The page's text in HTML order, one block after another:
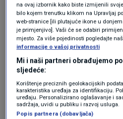
Prema policijskom
policajci su započeli
nakon što su primili
- odvjetničkog društva
mreže za borbu protiv
istražitelje dovelo do
kojem je pronađena velika
na ovaj izbornik kako biste izmijenili
bilo kojem trenutku klikom na Upravljaj
web-stranice [ili plutajuće ikone u
je primjenjivo]. Vaši će se odabiri
mjesto. Za više pojedinosti pogledajte
informacije o vašoj privatnosti
Mi i naši partneri obrađujemo
sljedeće:
Korištenje preciznih geolokacijskih
karakteristika uređaja za identifikaciju.
uređaju. Personalizirano oglašavanje i
sadržaja, uvidi u publiku i razvoj usluga.
Popis partnera (dobavljača)